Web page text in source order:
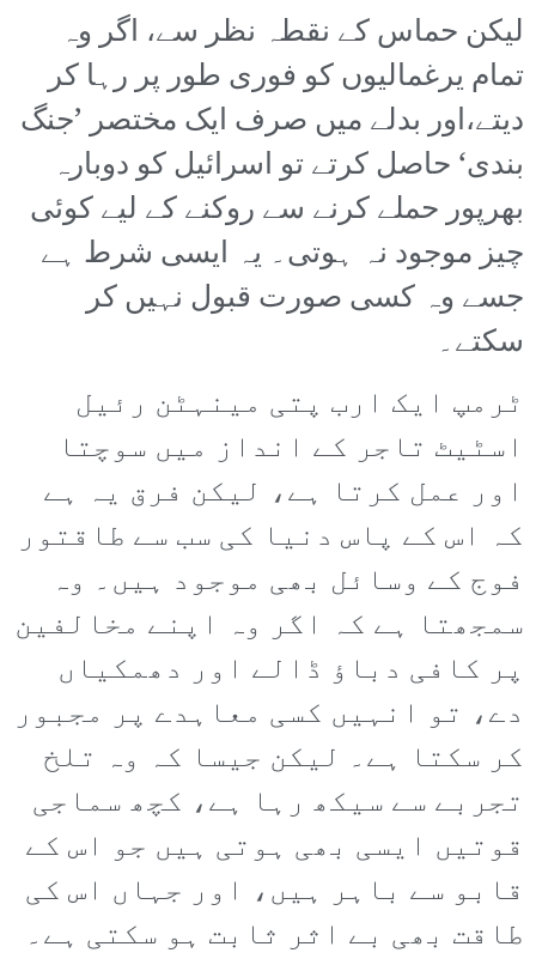
لیکن حماس کے نقطہ نظر سے، اگر وہ
تمام یرغمالیوں کو فوری طور پر رہا کر
دیتے،اور بدلے میں صرف ایک مختصر ’جنگ
بندی‘ حاصل کرتے تو اسرائیل کو دوبارہ
بھرپور حملے کرنے سے روکنے کے لیے کوئی
چیز موجود نہ ہوتی۔ یہ ایسی شرط ہے
جسے وہ کسی صورت قبول نہیں کر
سکتے۔
ٹرمپ ایک ارب پتی مینہٹن رئیل
اسٹیٹ تاجر کے انداز میں سوچتا
اور عمل کرتا ہے، لیکن فرق یہ ہے
کہ اس کے پاس دنیا کی سب سے طاقتور
فوج کے وسائل بھی موجود ہیں۔ وہ
سمجھتا ہے کہ اگر وہ اپنے مخالفین
پر کافی دباؤ ڈالے اور دھمکیاں
دے، تو انہیں کسی معاہدے پر مجبور
کر سکتا ہے۔ لیکن جیسا کہ وہ تلخ
تجربے سے سیکھ رہا ہے، کچھ سماجی
قوتیں ایسی بھی ہوتی ہیں جو اس کے
قابو سے باہر ہیں، اور جہاں اس کی
طاقت بھی بے اثر ثابت ہو سکتی ہے۔